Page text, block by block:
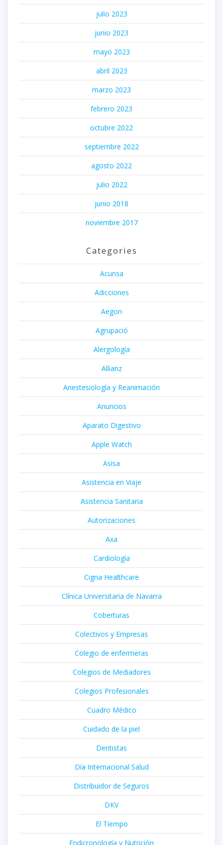
julio 2023
junio 2023
mayo 2023
abril 2023
marzo 2023
febrero 2023
octubre 2022
septiembre 2022
agosto 2022
julio 2022
junio 2018
noviembre 2017
Categories
Acunsa
Adicciones
Aegon
Agrupació
Alergología
Allianz
Anestesiología y Reanimación
Anuncios
Aparato Digestivo
Apple Watch
Asisa
Asistencia en Viaje
Asistencia Sanitaria
Autorizaciones
Axa
Cardiología
Cigna Healthcare
Clínica Universitaria de Navarra
Coberturas
Colectivos y Empresas
Colegio de enfermeras
Colegios de Mediadores
Colegios Profesionales
Cuadro Médico
Cuidado de la piel
Dentistas
Día Internacional Salud
Distribuidor de Seguros
DKV
El Tiempo
Endicronología y Nutrición